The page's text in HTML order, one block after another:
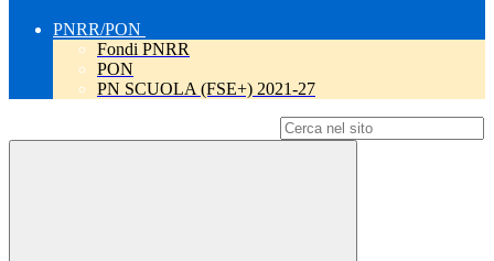
PNRR/PON
Fondi PNRR
PON
PN SCUOLA (FSE+) 2021-27